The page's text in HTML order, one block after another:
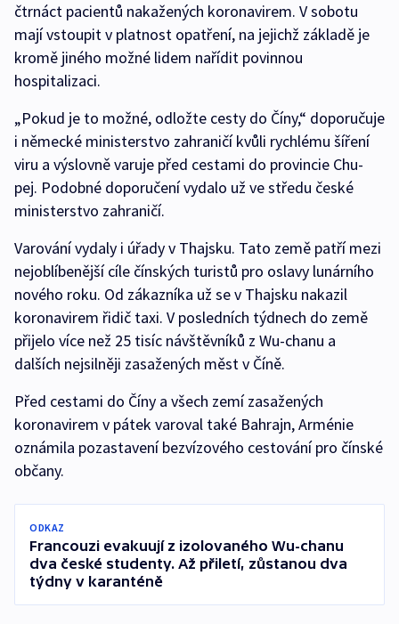
čtrnáct pacientů nakažených koronavirem. V sobotu
mají vstoupit v platnost opatření, na jejichž základě je
kromě jiného možné lidem nařídit povinnou
hospitalizaci.
„Pokud je to možné, odložte cesty do Číny,“ doporučuje
i německé ministerstvo zahraničí kvůli rychlému šíření
viru a výslovně varuje před cestami do provincie Chu-
pej. Podobné doporučení vydalo už ve středu české
ministerstvo zahraničí.
Varování vydaly i úřady v Thajsku. Tato země patří mezi
nejoblíbenější cíle čínských turistů pro oslavy lunárního
nového roku. Od zákazníka už se v Thajsku nakazil
koronavirem řidič taxi. V posledních týdnech do země
přijelo více než 25 tisíc návštěvníků z Wu-chanu a
dalších nejsilněji zasažených měst v Číně.
Před cestami do Číny a všech zemí zasažených
koronavirem v pátek varoval také Bahrajn, Arménie
oznámila pozastavení bezvízového cestování pro čínské
občany.
ODKAZ
Francouzi evakuují z izolovaného Wu-chanu
dva české studenty. Až přiletí, zůstanou dva
týdny v karanténě